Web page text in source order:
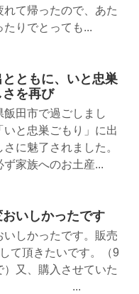
れて帰ったので、あた
りでとっても...
ともに、いと忠巣
を再び
田市で過ごしまし
いと忠巣ごもり」に出
に魅了されました。
家族へのお土産...
いしかったです
しかったです。販売
て頂きたいです。（9
）又、購入させていた
。 ...